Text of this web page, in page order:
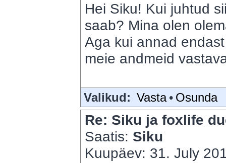
Hei Siku! Kui juhtud
saab? Mina olen
Aga kui annad
meie andmeid
Valikud: Vasta • Osunda
Re: Siku ja foxlife
Saatis: Siku
Kuupäev: 31. July